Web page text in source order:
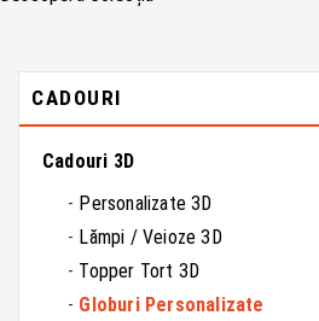
CADOURI
Cadouri 3D
Personalizate 3D
Lămpi / Veioze 3D
Topper Tort 3D
Globuri Personalizate